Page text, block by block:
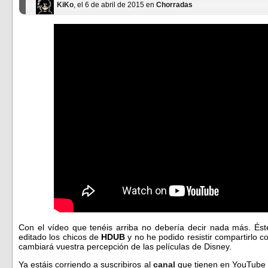
KiKo, el 6 de abril de 2015 en Chorradas
Con el vídeo que tenéis arriba no debería decir nada más.
editado los chicos de HDUB y no he podido resistir compartirlo
cambiará vuestra percepción de las películas de Disney.
Ya estáis corriendo a suscribiros al canal que tienen en